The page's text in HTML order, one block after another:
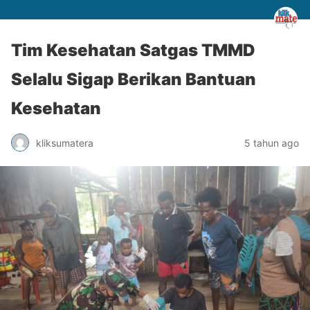
Tim Kesehatan Satgas TMMD
Selalu Sigap Berikan Bantuan
Kesehatan
kliksumatera 5 tahun ago